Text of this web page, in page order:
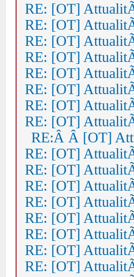
RE: [OT]
RE: [OT]
RE: [OT]
RE: [OT]
RE: [OT]
RE: [OT]
RE: [OT]
RE: [OT]
RE:Â Â [OT]
RE: [OT]
RE: [OT]
RE: [OT]
RE: [OT]
RE: [OT]
RE: [OT]
RE: [OT]
RE: [OT]